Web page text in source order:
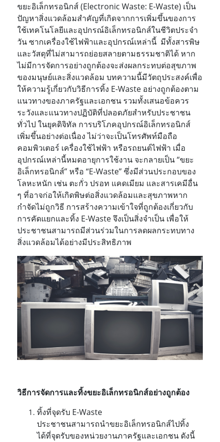
ขยะอิเล็กทรอนิกส์ (Electronic Waste: E-Waste) เป็น
ปัญหาสิ่งแวดล้อมสำคัญที่เกิดจากการเพิ่มขึ้นของการ
ใช้เทคโนโลยีและอุปกรณ์อิเล็กทรอนิกส์ในชีวิตประจำ
วัน ซากเครื่องใช้ไฟฟ้าและอุปกรณ์เหล่านี้ มีทั้งสารพิษ
และวัสดุที่ไม่สามารถย่อยสลายตามธรรมชาติได้ หาก
ไม่มีการจัดการอย่างถูกต้องจะส่งผลกระทบต่อสุขภาพ
ของมนุษย์และสิ่งแวดล้อม บทความนี้มีวัตถุประสงค์เพื่อ
ให้ความรู้เกี่ยวกับวิธีการทิ้ง E-Waste อย่างถูกต้องตาม
แนวทางของภาครัฐและเอกชน รวมทั้งเสนอข้อควร
ระวังและแนวทางปฏิบัติที่ปลอดภัยสำหรับประชาชน
ทั่วไปในยุคดิจิทัล การบริโภคอุปกรณ์อิเล็กทรอนิกส์
เพิ่มขึ้นอย่างต่อเนื่อง ไม่ว่าจะเป็นโทรศัพท์มือถือ
คอมพิวเตอร์ เครื่องใช้ไฟฟ้า หรือรถยนต์ไฟฟ้า เมื่อ
อุปกรณ์เหล่านี้หมดอายุการใช้งาน จะกลายเป็น “ขยะ
อิเล็กทรอนิกส์” หรือ “E-Waste” ซึ่งมีส่วนประกอบของ
โลหะหนัก เช่น ตะกั่ว ปรอท แคดเมียม และสารเคมีอื่น
ๆ ที่อาจก่อให้เกิดพิษต่อสิ่งแวดล้อมและสุขภาพหาก
กำจัดไม่ถูกวิธี การสร้างความเข้าใจที่ถูกต้องเกี่ยวกับ
การคัดแยกและทิ้ง E-Waste จึงเป็นสิ่งจำเป็น เพื่อให้
ประชาชนสามารถมีส่วนร่วมในการลดผลกระทบทาง
สิ่งแวดล้อมได้อย่างมีประสิทธิภาพ
วิธีการจัดการและทิ้งขยะอิเล็กทรอนิกส์อย่างถูกต้อง
ทิ้งที่จุดรับ E-Waste
ประชาชนสามารถนำขยะอิเล็กทรอนิกส์ไปทิ้ง
ได้ที่จุดรับของหน่วยงานภาครัฐและเอกชน ดังนี้